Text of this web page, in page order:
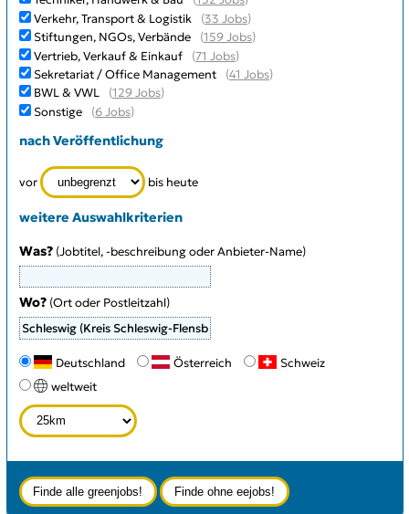
Verkehr, Transport & Logistik
(33 Jobs)
Stiftungen, NGOs, Verbände
(159 Jobs)
Vertrieb, Verkauf & Einkauf
(71 Jobs)
Sekretariat / Office Management
(41 Jobs)
BWL & VWL
(129 Jobs)
Sonstige
(6 Jobs)
nach Veröffentlichung
vor bis heute
weitere Auswahlkriterien
Was?(Jobtitel, -beschreibung oder Anbieter-Name)
Wo?(Ort oder Postleitzahl)
Deutschland
Österreich
Schweiz
weltweit